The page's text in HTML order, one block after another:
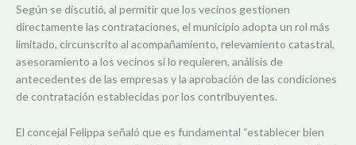
Según se discutió, al permitir que los vecinos gestionen
directamente las contrataciones, el municipio adopta un rol más
limitado, circunscrito al acompañamiento, relevamiento catastral,
asesoramiento a los vecinos si lo requieren, análisis de
antecedentes de las empresas y la aprobación de las condiciones
de contratación establecidas por los contribuyentes.
El concejal Felippa señaló que es fundamental “establecer bien